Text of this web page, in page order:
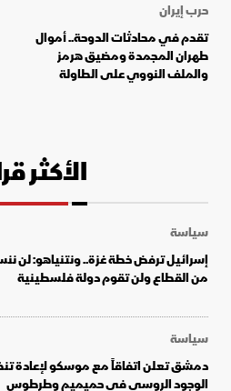
حرب إيران
تقدم في محادثات الدوحة.. أموال
طهران المجمدة ومضيق هرمز
والملف النووي على الطاولة
الأكثر
سياسة
إسرائيل ترفض خطة غزة.. ونتنياهو: لن
من القطاع ولن تقوم دولة فلسطينية
سياسة
دمشق تعلن اتفاقاً مع موسكو لإعادة
الوجود الروسي في حميميم وطرطوس